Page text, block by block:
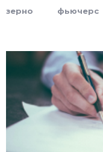
зерно фьючерс